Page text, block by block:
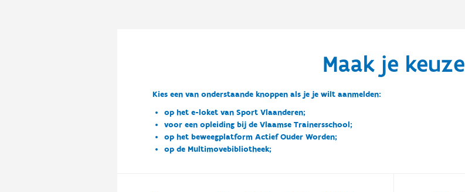
Maak je keuze
Kies een van onderstaande knoppen als je je wilt aanmelden:
op het e-loket van Sport Vlaanderen;
voor een opleiding bij de Vlaamse Trainersschool;
op het beweegplatform Actief Ouder Worden;
op de Multimovebibliotheek;